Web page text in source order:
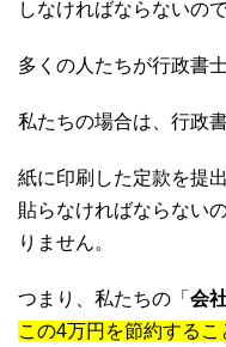
しなければならないの
多くの人たちが行政書
私たちの場合は、行政
紙に印刷した定款を提
貼らなければならない
りません。
つまり、私たちの「 会
この4万円を節約するこ